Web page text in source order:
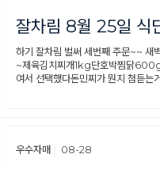
잘차림 8월 25일 식
하기 잘차림 벌써 세번째 주문~~ 새
~제육김치찌개1kg단호박찜닭
여서 선택했다돈민찌가 뭔지 첨듣는
우수자매 08-28